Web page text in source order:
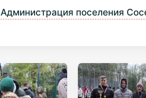
Администрация поселения